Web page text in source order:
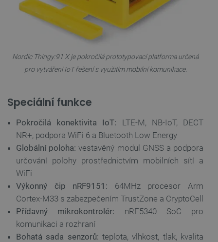
Nordic Thingy:91 X je pokročilá prototypovací platforma určená
pro vytváření IoT řešení s využitím mobilní komunikace.
Speciální funkce
Pokročilá konektivita IoT: LTE-M, NB-IoT, DECT
NR+, podpora WiFi 6 a Bluetooth Low Energy
Globální poloha: vestavěný modul GNSS a podpora
určování polohy prostřednictvím mobilních sítí a
WiFi
Výkonný čip nRF9151: 64MHz procesor Arm
Cortex-M33 s zabezpečením TrustZone a CryptoCell
Přídavný mikrokontrolér: nRF5340 SoC pro
komunikaci a rozhraní
Bohatá sada senzorů: teplota, vlhkost, tlak, kvalita